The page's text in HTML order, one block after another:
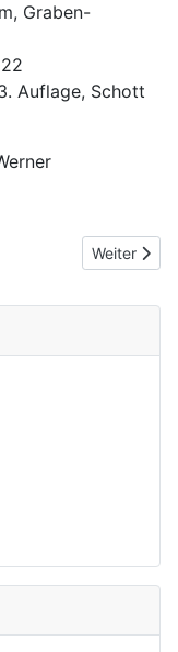
Graben-
Auflage, Schott
Nächster
Weiter